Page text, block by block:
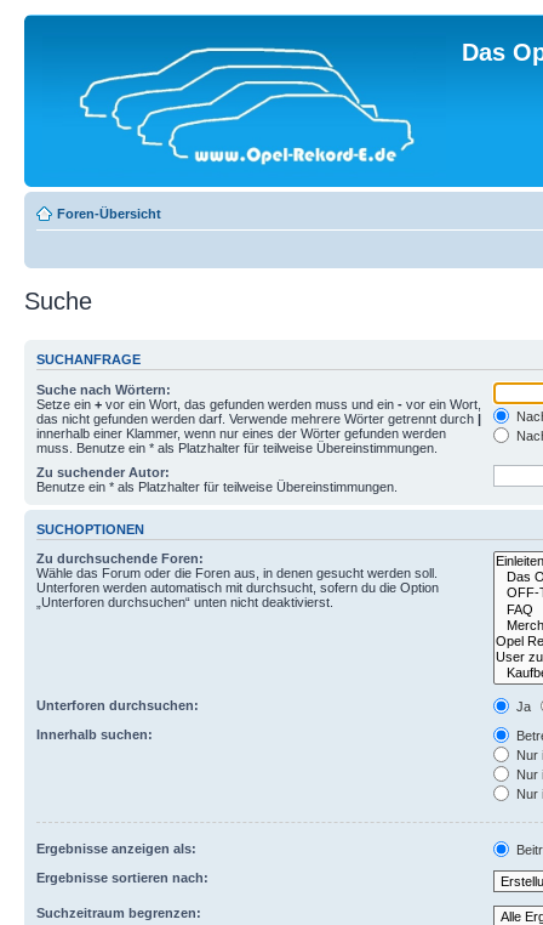
Das
Foren-Übersicht
Suche
SUCHANFRAGE
Suche nach Wörtern:
Setze ein + vor ein Wort, das gefunden werden muss und ein - vor ein Wort,
das nicht gefunden werden darf. Verwende mehrere Wörter getrennt durch |
innerhalb einer Klammer, wenn nur eines der Wörter gefunden werden
muss. Benutze ein * als Platzhalter für teilweise Übereinstimmungen.
Zu suchender Autor:
Benutze ein * als Platzhalter für teilweise Übereinstimmungen.
SUCHOPTIONEN
Zu durchsuchende Foren:
Wähle das Forum oder die Foren aus, in denen gesucht werden soll.
Unterforen werden automatisch mit durchsucht, sofern du die Option
„Unterforen durchsuchen“ unten nicht deaktivierst.
Unterforen durchsuchen:
Ja
Innerhalb suchen:
Nur
Nur
Nur
Ergebnisse anzeigen als:
Ergebnisse sortieren nach:
Suchzeitraum begrenzen: